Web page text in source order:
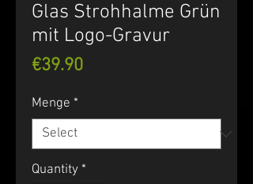
Glas Strohhalme Grün
mit Logo-Gravur
€39.90Price
Menge *
Quantity *